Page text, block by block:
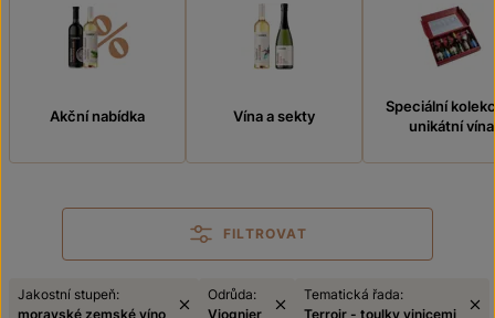
Akční nabídka Vína a sekty
Speciální
unikátní vína
FILTROVAT
Jakostní stupeň:
moravské zemské víno
Odrůda:
Viognier
Tematická řada:
Terroir - toulky vinicemi